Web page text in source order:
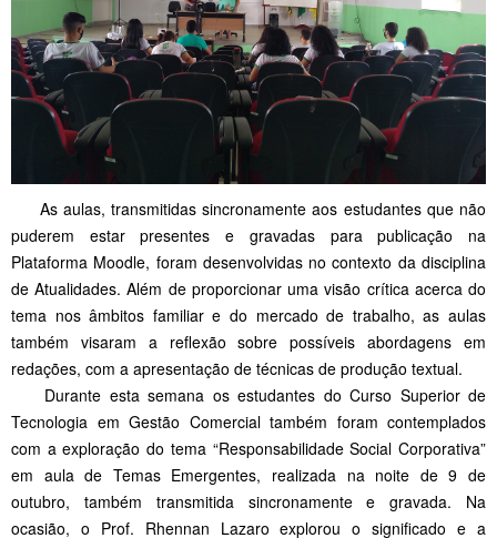
As aulas, transmitidas sincronamente aos estudantes que não
puderem estar presentes e gravadas para publicação na
Plataforma Moodle, foram desenvolvidas no contexto da disciplina
de Atualidades. Além de proporcionar uma visão crítica acerca do
tema nos âmbitos familiar e do mercado de trabalho, as aulas
também visaram a reflexão sobre possíveis abordagens em
redações, com a apresentação de técnicas de produção textual.
Durante esta semana os estudantes do Curso Superior de
Tecnologia em Gestão Comercial também foram contemplados
com a exploração do tema “Responsabilidade Social Corporativa”
em aula de Temas Emergentes, realizada na noite de 9 de
outubro, também transmitida sincronamente e gravada. Na
ocasião, o Prof. Rhennan Lazaro explorou o significado e a